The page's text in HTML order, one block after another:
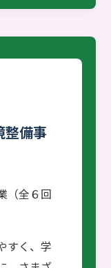
整備事
（全６回
すく、学